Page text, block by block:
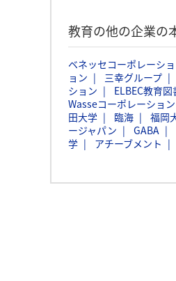
教育の他の企業の
ベネッセコーポレーシ
ョン
三幸グループ
ション
ELBEC教育
Wasseコーポレーション
田大学
臨海 福岡
ージャパン
GABA
学
アチーブメント